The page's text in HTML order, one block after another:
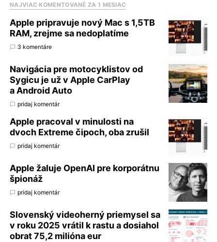
NAJVIAC KOMENTOVANÉ ZA 1 MESIAC
Apple pripravuje nový Mac s 1,5TB
RAM, zrejme sa nedoplatíme
3 komentáre
Navigácia pre motocyklistov od
Sygicu je už v Apple CarPlay
a Android Auto
pridaj komentár
Apple pracoval v minulosti na
dvoch Extreme čipoch, oba zrušil
pridaj komentár
Apple žaluje OpenAI pre korporátnu
špionáž
pridaj komentár
Slovenský videoherný priemysel sa
v roku 2025 vrátil k rastu a dosiahol
obrat 75,2 milióna eur